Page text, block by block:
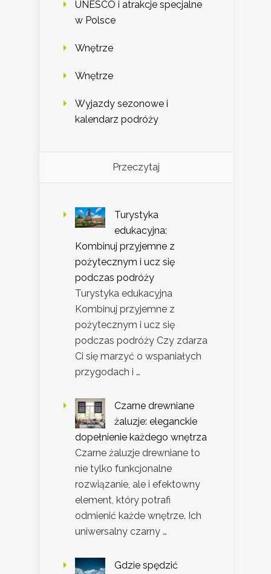
UNESCO i atrakcje specjalne
w Polsce
Wnętrze
Wnętrze
Wyjazdy sezonowe i
kalendarz podróży
Przeczytaj
Turystyka
edukacyjna:
Kombinuj przyjemne z
pożytecznym i ucz się
podczas podróży
Turystyka edukacyjna
Kombinuj przyjemne z
pożytecznym i ucz się
podczas podróży Czy zdarza
Ci się marzyć o wspaniałych
przygodach i …
Czarne drewniane
żaluzje: eleganckie
dopełnienie każdego wnętrza
Czarne żaluzje drewniane to
nie tylko funkcjonalne
rozwiązanie, ale i efektowny
element, który potrafi
odmienić każde wnętrze. Ich
uniwersalny czarny …
Gdzie spędzić